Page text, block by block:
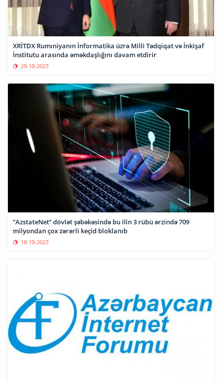
XRİTDX Rumıniyanın İnformatika üzrə Milli Tədqiqat və İnkişaf
İnstitutu arasında əməkdaşlığını davam etdirir
29-10-2023
“AzstateNet” dövlət şəbəkəsində bu ilin 3 rübü ərzində 709
milyondan çox zərərli keçid bloklanıb
18-10-2023